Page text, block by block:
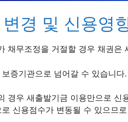
경 및 신용영
채무조정을 거절할 경우 채권은
증기관으로 넘어갈 수 있습니다.
경우 새출발기금 이용만으로
신용점수가 변동될 수 있으므